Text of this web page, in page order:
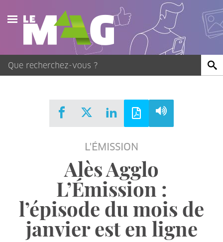
Actualités
Agenda
Publications
L'ÉMISSION
Alès Agglo
L’Émission :
l’épisode du mois de
janvier est en ligne